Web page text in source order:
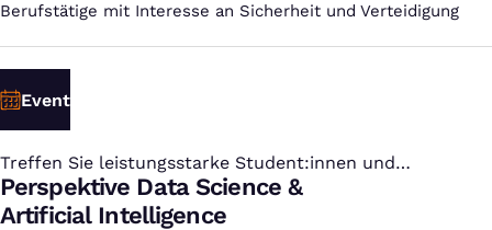
Berufstätige mit Interesse an Sicherheit und Verteidigung
Event
Treffen Sie leistungsstarke Student:innen und
Absolvent:innen
:
Perspektive Data Science &
Artificial Intelligence